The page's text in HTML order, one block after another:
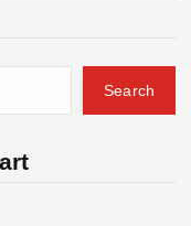
Search